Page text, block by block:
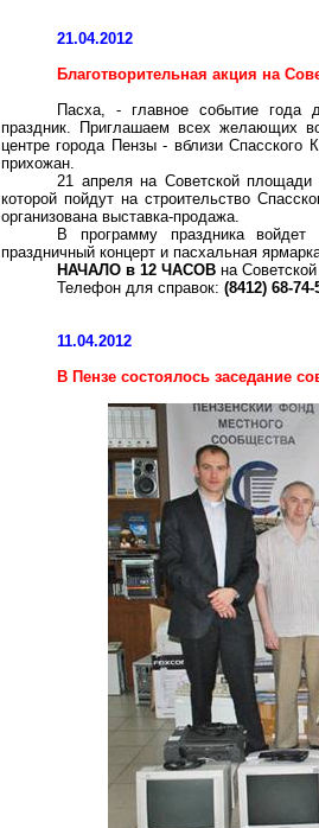
21.04.2012
Благотворительная акция на
Пасха, - главное событие года
праздник. Приглашаем всех желающих
центре города Пензы - вблизи Спасского
прихожан.
21 апреля на Советской площади
которой пойдут на строительство
организована выставка-продажа.
В программу праздника войдет
праздничный концерт и пасхальная
НАЧАЛО в 12 ЧАСОВ на
Телефон для справок:(8412) 68-74-
11.04.2012
В Пензе состоялось заседание